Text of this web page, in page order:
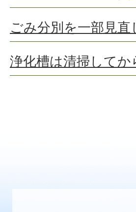
ごみ分別を一部見
浄化槽は清掃して